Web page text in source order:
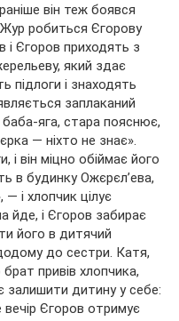
він теж боявся
Жур робиться Єгорову
і Єгоров приходять з
який здає
підлоги і знаходять
заплаканий
баба-яга, стара пояснює,
— ніхто не знає».
і він міцно обіймає його
в будинку Ожєрєл’ева,
і хлопчик цілує
йде, і Єгоров забирає
його в дитячий
до сестри. Катя,
привів хлопчика,
залишити дитину у себе:
Єгоров отримує